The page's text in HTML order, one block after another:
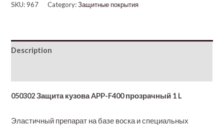
SKU:967 Category:Защитные покрытия
Description
050302 Защита кузова APP-F400 прозрачный 1 L
Эластичный препарат на базе воска и специальных